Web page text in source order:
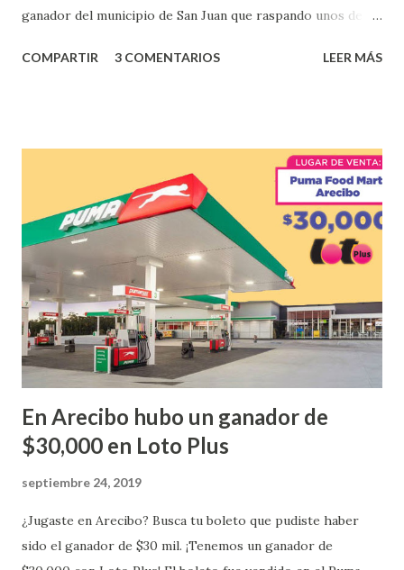
ganador del municipio de San Juan que raspando unos de
obtuvo un premio de $25,000,00 dólares. Este es el anuncio
ganador fue vendido en la farmacia Yarimar de la
Urbanización Las Lomas en el Municipio de San Juan
¡Enhorabuena que lo disfrute!
...
COMPARTIR 3 COMENTARIOS LEER MÁS
En Arecibo hubo un ganador de
$30,000 en Loto Plus
septiembre 24, 2019
¿Jugaste en Arecibo? Busca tu boleto que pudiste haber
sido el ganador de $30 mil. ¡Tenemos un ganador de